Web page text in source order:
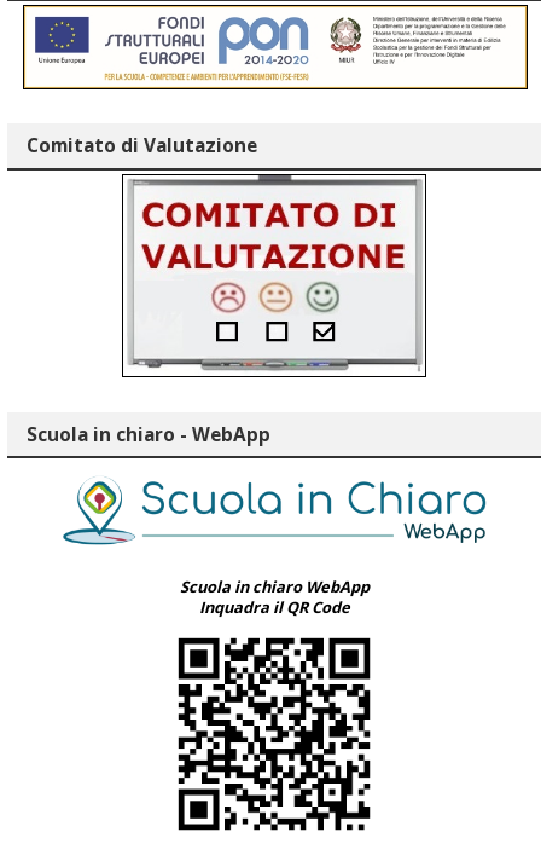
Comitato di Valutazione
Scuola in chiaro - WebApp
Scuola in chiaro WebApp
Inquadra il QR Code